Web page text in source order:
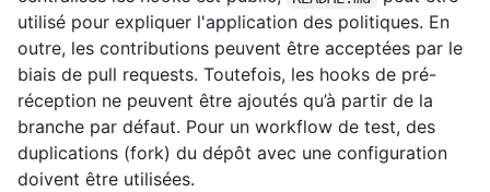
utilisé pour expliquer l'application des politiques. En
outre, les contributions peuvent être acceptées par le
biais de pull requests. Toutefois, les hooks de pré-
réception ne peuvent être ajoutés qu’à partir de la
branche par défaut. Pour un workflow de test, des
duplications (fork) du dépôt avec une configuration
doivent être utilisées.